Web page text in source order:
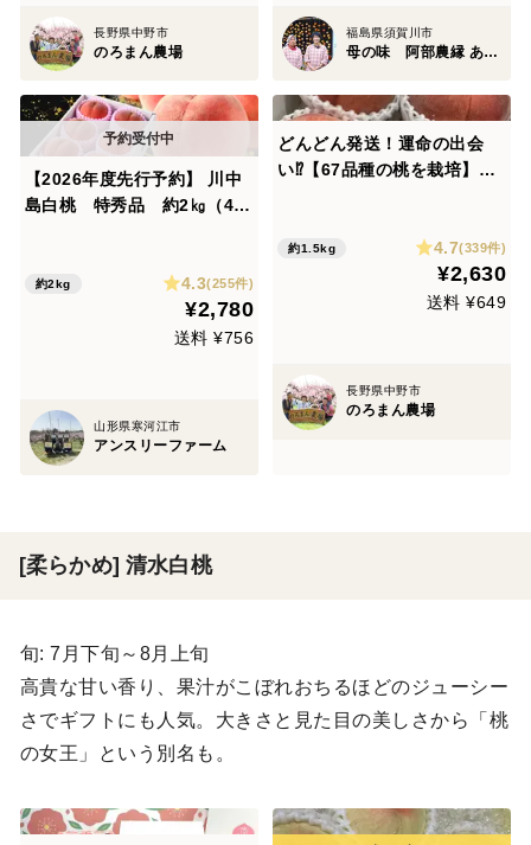
長野県中野市
のろまん農場
福島県須賀川市
母の味 阿部農縁 あべのうえん
【2026年度先行予約】 川中
島白桃 特秀品 約2㎏（4玉
約2kg 4.3(255件)
¥2,780
送料 ¥756
山形県寒河江市
アンスリーファーム
どんどん発送！運命の出会
い⁉️【67品種の桃を栽培】品
約1.5kg 4.7(339件)
¥2,630
送料 ¥649
長野県中野市
のろまん農場
[柔らかめ] 清水白桃
旬: 7月下旬～8月上旬
高貴な甘い香り、果汁がこぼれおちるほどのジューシー
さでギフトにも人気。大きさと見た目の美しさから「桃
の女王」という別名も。